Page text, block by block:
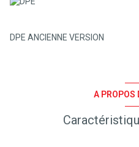
DPE ANCIENNE VERSION
A PROPOS